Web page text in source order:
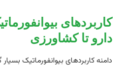
تا کشاورزی
کاربردهای بیوانفورماتیک بسیار